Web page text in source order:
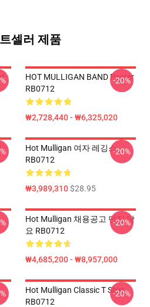
셀러 제품
HOT MULLIGAN BAND Poster
RB0712
₩2,728,440 - ₩6,325,020
-20%
Hot Mulligan 여자 레깅스
RB0712
₩3,989,310$28.95
-20%
Hot Mulligan 채용공고 던짐 담
요 RB0712
₩4,685,200 - ₩8,957,000
-20%
Hot Mulligan Classic T Shirt
RB0712
-20%